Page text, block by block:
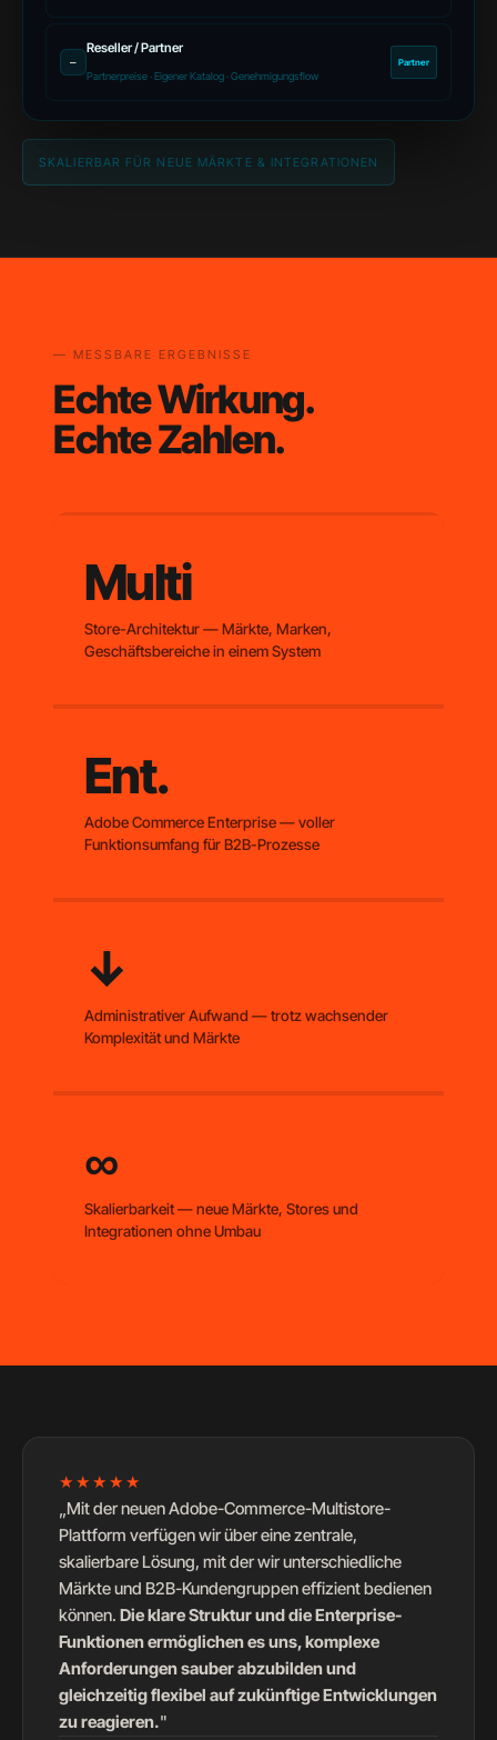
–
Reseller / Partner
Partnerpreise · Eigener Katalog · Genehmigungsflow
Partner
SKALIERBAR FÜR NEUE MÄRKTE & INTEGRATIONEN
— MESSBARE ERGEBNISSE
Echte Wirkung.
Echte Zahlen.
Multi
Store-Architektur — Märkte, Marken,
Geschäftsbereiche in einem System
Ent.
Adobe Commerce Enterprise — voller
Funktionsumfang für B2B-Prozesse
↓
Administrativer Aufwand — trotz wachsender
Komplexität und Märkte
∞
Skalierbarkeit — neue Märkte, Stores und
Integrationen ohne Umbau
★★★★★
„Mit der neuen Adobe-Commerce-Multistore-
Plattform verfügen wir über eine zentrale,
skalierbare Lösung, mit der wir unterschiedliche
Märkte und B2B-Kundengruppen effizient bedienen
können. Die klare Struktur und die Enterprise-
Funktionen ermöglichen es uns, komplexe
Anforderungen sauber abzubilden und
gleichzeitig flexibel auf zukünftige Entwicklungen
zu reagieren."